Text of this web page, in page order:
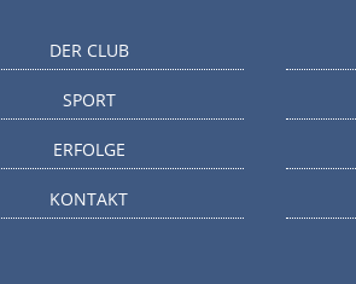
DER CLUB
SPORT
ERFOLGE
KONTAKT